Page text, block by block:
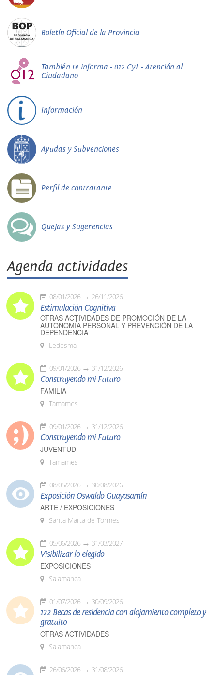
Boletín Oficial de la Provincia
También te informa - 012 CyL - Atención al
Ciudadano
Información
Ayudas y Subvenciones
Perfil de contratante
Quejas y Sugerencias
Agenda actividades
08/01/2026 26/11/2026
Estimulación Cognitiva
OTRAS ACTIVIDADES DE PROMOCIÓN DE LA
AUTONOMÍA PERSONAL Y PREVENCIÓN DE LA
DEPENDENCIA
Ledesma
09/01/2026 31/12/2026
Construyendo mi Futuro
FAMILIA
Tamames
09/01/2026 31/12/2026
Construyendo mi Futuro
JUVENTUD
Tamames
08/05/2026 30/08/2026
Exposición Oswaldo Guayasamín
ARTE / EXPOSICIONES
Santa Marta de Tormes
05/06/2026 31/03/2027
Visibilizar lo elegido
EXPOSICIONES
Salamanca
01/07/2026 30/09/2026
122 Becas de residencia con alojamiento completo y
gratuito
OTRAS ACTIVIDADES
Salamanca
26/06/2026 31/08/2026